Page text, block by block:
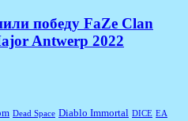
победу FaZe Clan
Antwerp 2022
Dead Space Diablo Immortal DICE EA